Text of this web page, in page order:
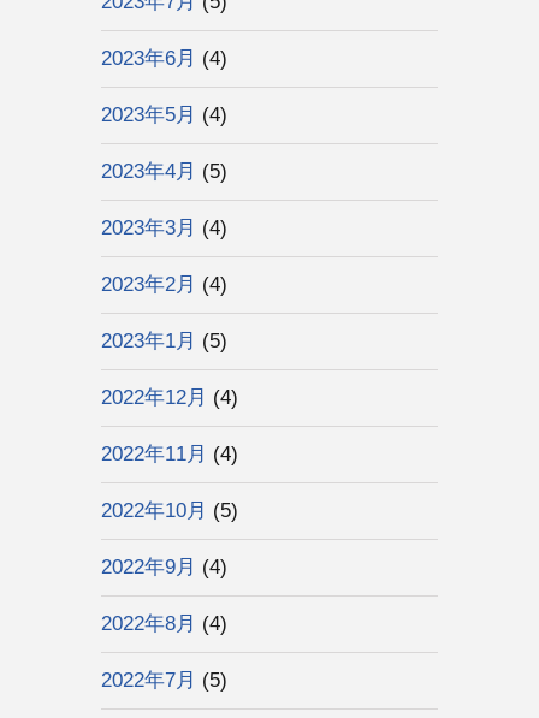
2023年6月 (4)
2023年5月 (4)
2023年4月 (5)
2023年3月 (4)
2023年2月 (4)
2023年1月 (5)
2022年12月 (4)
2022年11月 (4)
2022年10月 (5)
2022年9月 (4)
2022年8月 (4)
2022年7月 (5)